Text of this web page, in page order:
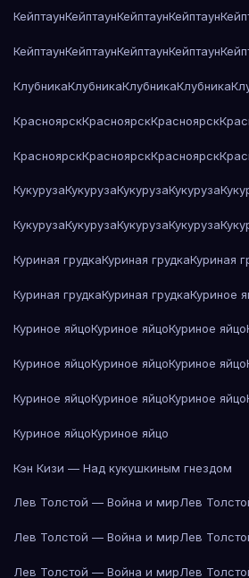
КейптаунКейптаунКейптаунКейптаун
КейптаунКейптаунКейптаунКейптаун
КлубникаКлубникаКлубникаКлубника
КрасноярскКрасноярскКрасноярск
КрасноярскКрасноярскКрасноярск
КукурузаКукурузаКукурузаКукуруза
КукурузаКукурузаКукурузаКукуруза
Куриная грудкаКуриная грудкаКуриная
Куриная грудкаКуриная грудкаКуриное
Куриное яйцоКуриное яйцоКуриное яйцо
Куриное яйцоКуриное яйцоКуриное яйцо
Куриное яйцоКуриное яйцоКуриное яйцо
Куриное яйцоКуриное яйцо
Кэн Кизи — Над кукушкиным гнездом
Лев Толстой — Война и мирЛев
Лев Толстой — Война и мирЛев
Лев Толстой — Война и мирЛев